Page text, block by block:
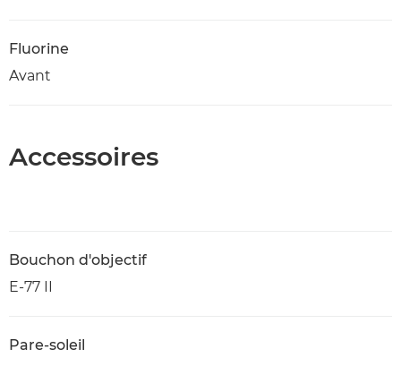
Fluorine
Avant
Accessoires
Bouchon d'objectif
E-77 II
Pare-soleil